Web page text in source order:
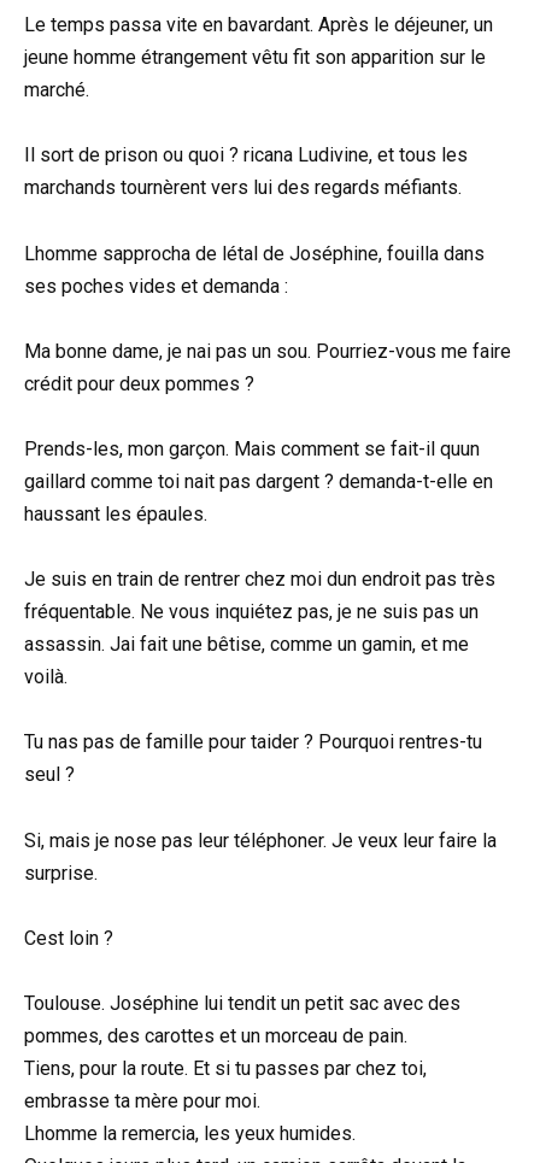
Le temps passa vite en bavardant. Après le déjeuner, un
jeune homme étrangement vêtu fit son apparition sur le
marché.
Il sort de prison ou quoi ? ricana Ludivine, et tous les
marchands tournèrent vers lui des regards méfiants.
Lhomme sapprocha de létal de Joséphine, fouilla dans
ses poches vides et demanda :
Ma bonne dame, je nai pas un sou. Pourriez-vous me faire
crédit pour deux pommes ?
Prends-les, mon garçon. Mais comment se fait-il quun
gaillard comme toi nait pas dargent ? demanda-t-elle en
haussant les épaules.
Je suis en train de rentrer chez moi dun endroit pas très
fréquentable. Ne vous inquiétez pas, je ne suis pas un
assassin. Jai fait une bêtise, comme un gamin, et me
voilà.
Tu nas pas de famille pour taider ? Pourquoi rentres-tu
seul ?
Si, mais je nose pas leur téléphoner. Je veux leur faire la
surprise.
Cest loin ?
Toulouse. Joséphine lui tendit un petit sac avec des
pommes, des carottes et un morceau de pain.
Tiens, pour la route. Et si tu passes par chez toi,
embrasse ta mère pour moi.
Lhomme la remercia, les yeux humides.